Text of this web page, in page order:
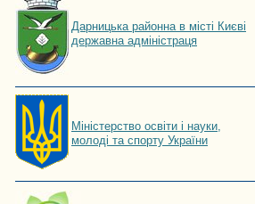
Дарницька районна в місті Києві
державна адміністраця
Мiнiстерство освiти і науки,
молоді та спорту України